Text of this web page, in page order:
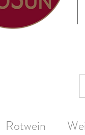
Rotwein